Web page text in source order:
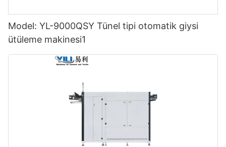
Model: YL-9000QSY Tünel tipi otomatik giysi
ütüleme makinesi1